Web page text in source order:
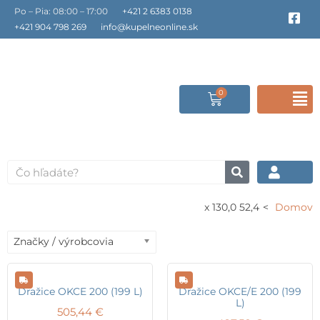
Preskočiť
Po – Pia: 08:00 – 17:00
+421 2 6383 0138
+421 904 798 269
info@kupelneonline.sk
F
a
c
o
k
-
r
0
Cart
Vyhľadať
Domov
52,4 x 130,0
Značky / výrobcovia
Dražice OKCE 200 (199 L)
505,44 €
Dražice OKCE/E 200 (199
L)